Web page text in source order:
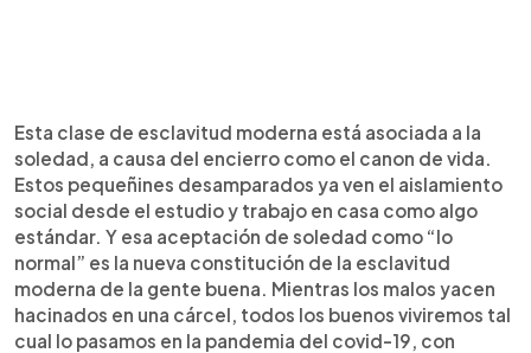
Esta clase de esclavitud moderna está asociada a la
soledad, a causa del encierro como el canon de vida.
Estos pequeñines desamparados ya ven el aislamiento
social desde el estudio y trabajo en casa como algo
estándar. Y esa aceptación de soledad como “lo
normal” es la nueva constitución de la esclavitud
moderna de la gente buena. Mientras los malos yacen
hacinados en una cárcel, todos los buenos viviremos tal
cual lo pasamos en la pandemia del covid-19, con